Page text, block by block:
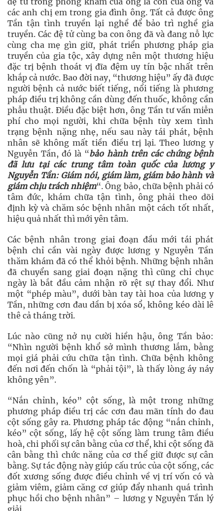
các anh chị em trong gia đình ông. Tất cả được ông
Tần tận tình truyền lại nghề để bảo trì nghề gia
truyền. Các đệ tử cùng ba con ông đã và đang nỗ lực
cùng cha mẹ gìn giữ, phát triển phương pháp gia
truyền của gia tộc, xây dựng nên một thương hiệu
đặc trị bệnh thoát vị đĩa đệm uy tín bậc nhất trên
khắp cả nước. Bao đời nay, “thương hiệu” ấy đã được
người bệnh cả nước biết tiếng, nổi tiếng là phương
pháp điều trị không cần dùng đến thuốc, không cần
phẫu thuật. Điều đặc biệt hơn, ông Tần tư vấn miễn
phí cho mọi người, khi chữa bệnh tùy xem tình
trạng bệnh nặng nhẹ, nếu sau này tái phát, bệnh
nhân sẽ không mất tiền điều trị lại. Theo lương y
Nguyễn Tần, đó là “bảo hành trên các chứng bệnh
đã lưu tại các trung tâm toàn quốc của lương y
Nguyễn Tần: Giám nói, giám làm, giám bảo hành và
giám chịu trách nhiệm“. Ông bảo, chữa bệnh phải có
tâm đức, khám chữa tận tình, ông phải theo dõi
định kỳ và chăm sóc bệnh nhân một cách tốt nhất,
hiệu quả nhất thì mới yên tâm.
Các bệnh nhân trong giai đoạn đầu mới tái phát
bệnh chỉ cần vài ngày được lương y Nguyễn Tần
thăm khám đã có thể khỏi bệnh. Những bệnh nhân
đã chuyển sang giai đoạn nặng thì cũng chỉ chục
ngày là bắt đầu cảm nhận rõ rệt sự thay đổi. Như
một “phép màu”, dưới bàn tay tài hoa của lương y
Tần, những cơn đau dần bị xóa sổ, không kéo dài lê
thê cả tháng trời.
Lúc nào cũng nở nụ cười hiền hậu, ông Tần bảo:
“Nhìn người bệnh khổ sở mình thương lắm, bằng
mọi giá phải cứu chữa tận tình. Chữa bệnh không
đến nơi đến chốn là “phải tội”, là thấy lòng áy náy
không yên”.
“Nắn chỉnh, kéo” cột sống, là một trong những
phương pháp điều trị các cơn đau mãn tính do đau
cột sống gây ra. Phương pháp tác động “nắn chỉnh,
kéo” cột sống, lấy hệ cột sống làm trung tâm điều
hoà, chi phối sự cân bằng của cơ thể, khi cột sống đã
cân bằng thì chức năng của cơ thể giữ được sự cân
bằng. Sự tác động này giúp cấu trúc của cột sống, các
đốt xương sống được điều chỉnh về vị trí vốn có và
giảm viêm, giảm căng cơ giúp đẩy nhanh quá trình
phục hồi cho bệnh nhân” – lương y Nguyễn Tần lý